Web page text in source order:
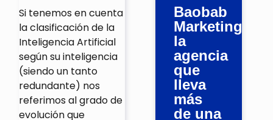
Si tenemos en cuenta
la clasificación de la
Inteligencia Artificial
según su inteligencia
(siendo un tanto
redundante) nos
referimos al grado de
evolución que
Baobab
Marketing,
la
agencia
que
lleva
más
de una